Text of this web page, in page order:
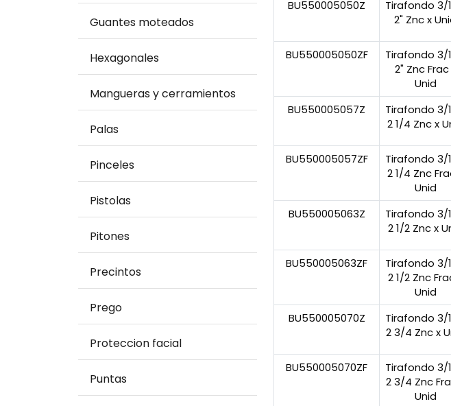
Guantes moteados
Hexagonales
Mangueras y cerramientos
Palas
Pinceles
Pistolas
Pitones
Precintos
Prego
Proteccion facial
Puntas
BU550005050Z
Tirafondo 3/
2" Znc x
BU550005050ZF
Tirafondo 3/
2" Znc Frac
Unid
BU550005057Z
Tirafondo 3/
2 1/4 Znc x
BU550005057ZF
Tirafondo 3/
2 1/4 Znc
Unid
BU550005063Z
Tirafondo 3/
2 1/2 Znc x
BU550005063ZF
Tirafondo 3/
2 1/2 Znc
Unid
BU550005070Z
Tirafondo 3/
2 3/4 Znc x
BU550005070ZF
Tirafondo 3/
2 3/4 Znc
Unid